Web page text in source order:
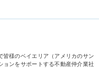
皆様のベイエリア（アメリカのサン
ョンをサポートする不動産仲介業社